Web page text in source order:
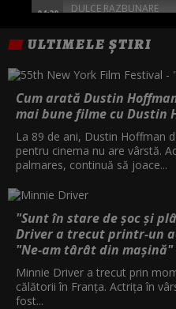
04:20 DULCE RAZBUNARE
ULTIMELE ȘTIRI
Cum arată Dustin
mai bune filme cu Dustin
La 89 de ani, Dustin Hoffman
pentru cinema nu are vârstă.
palmares, continuă să joace...
"Sunt în stare de șoc și
Driver a trecut printr-un
"Ne-am târât din mașină"
Minnie Driver a trecut prin
călătorii în Franța. Actrița în
fost...